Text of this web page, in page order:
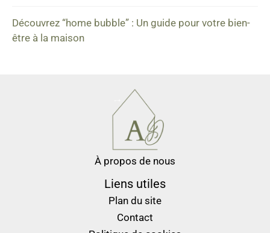
Découvrez “home bubble” : Un guide pour votre bien-
être à la maison
À propos de nous
Liens utiles
Plan du site
Contact